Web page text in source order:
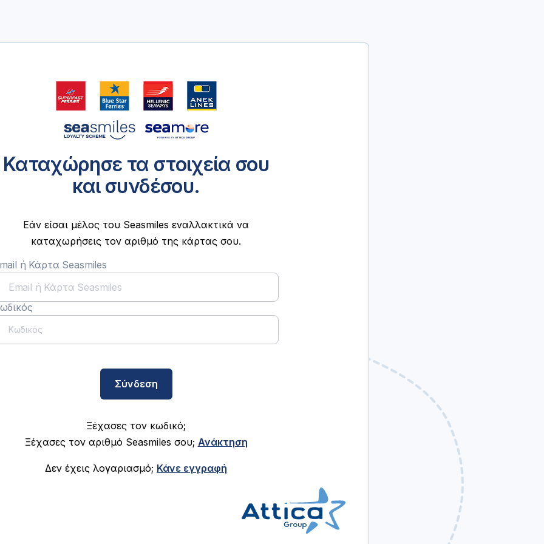
Καταχώρησε τα στοιχεία σου
και συνδέσου.
Εάν είσαι μέλος του Seasmiles εναλλακτικά να
καταχωρήσεις τον αριθμό της κάρτας σου.
ή Κάρτα Seasmiles
Σύνδεση
Ξέχασες τον κωδικό;
Ξέχασες τον αριθμό Seasmiles σου; Ανάκτηση
Δεν έχεις λογαριασμό; Κάνε εγγραφή